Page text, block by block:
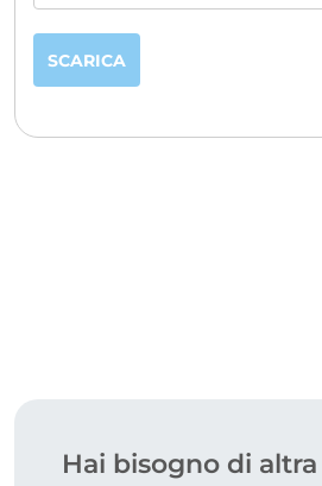
CERTIFICAZIONI
Hai bisogno di altra